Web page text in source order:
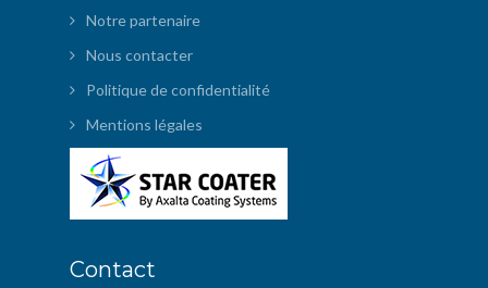
Notre partenaire
Nous contacter
Politique de confidentialité
Mentions légales
Contact